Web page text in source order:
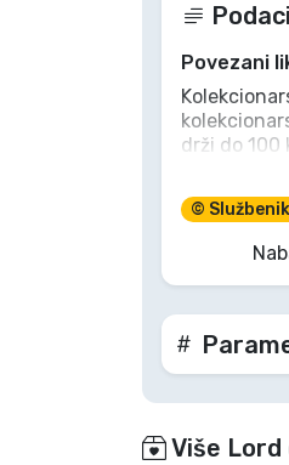
Povezani
drži do
za špil.
uklapaju u
- Potpuno
-
- Kutija za
©
Više